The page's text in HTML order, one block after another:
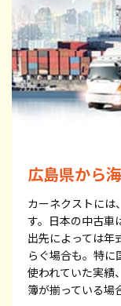
広島県から
カーネクストには
す。日本の中古車
出先によっては年
らぐ場合も。特に
使われていた実績
簿が揃っている場